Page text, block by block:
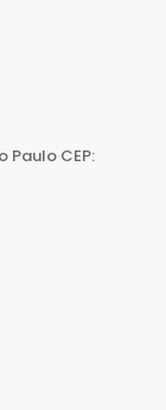
Paulo CEP: